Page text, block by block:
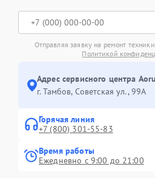
Отправляя заявку на ремонт
Политикой
Адрес сервисного центра
г. Тамбов, Советская ул., 99А
Горячая линия
+7 (800) 301-55-83
Время работы
Ежедневно с 9:00 до 21:00